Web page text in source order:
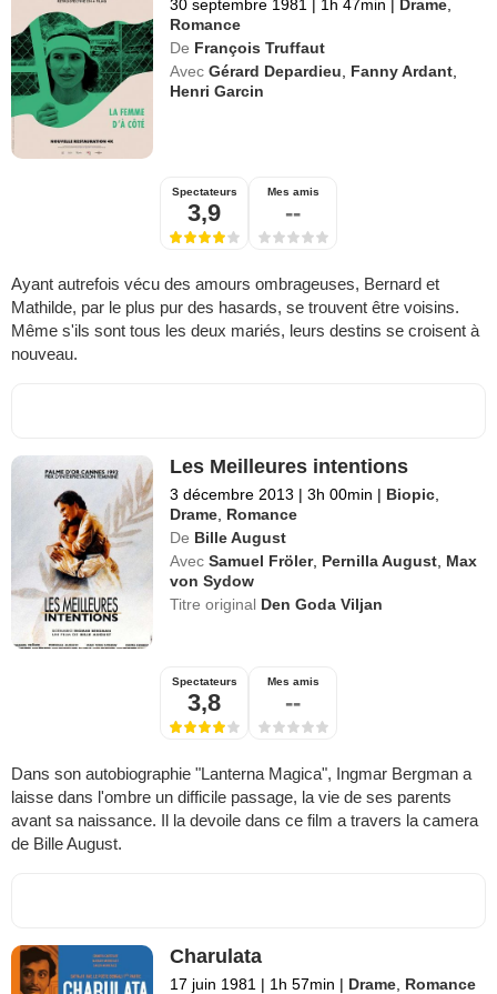
30 septembre 1981 1h 47min Drame
Romance
De François Truffaut
Avec Gérard Depardieu Fanny Ardant
Henri Garcin
Spectateurs
3,9
Mes amis
--
Ayant autrefois vécu des amours ombrageuses, Bernard et
Mathilde, par le plus pur des hasards, se trouvent être voisins.
Même s'ils sont tous les deux mariés, leurs destins se croisent à
nouveau.
Les Meilleures intentions
3 décembre 2013 | 3h 00min | Biopic
Drame Romance
De Bille August
Avec Samuel Fröler, Pernilla August Max
von Sydow
Titre original Den Goda Viljan
Spectateurs
3,8
Mes amis
--
Dans son autobiographie "Lanterna Magica", Ingmar Bergman a
laisse dans l'ombre un difficile passage, la vie de ses parents
avant sa naissance. Il la devoile dans ce film a travers la camera
de Bille August.
Charulata
17 juin 1981 | 1h 57min | Drame Romance